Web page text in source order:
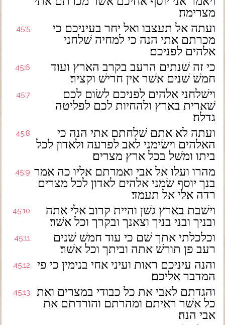
מצרימה׃
45:5
ועתה אל תעצבו ואל יחר בעיניכם כי
מכרתם אתי הנה כי למחיה שׁלחני
אלהים לפניכם׃
45:6
כי זה שׁנתים הרעב בקרב הארץ ועוד
חמשׁ שׁנים אשׁר אין חרישׁ וקציר׃
45:7
וישׁלחני אלהים לפניכם לשׂום לכם
שׁארית בארץ ולהחיות לכם לפליטה
גדלה׃
45:8
ועתה לא אתם שׁלחתם אתי הנה כי
האלהים וישׂימני לאב לפרעה ולאדון לכל
ביתו ומשׁל בכל ארץ מצרים׃
45:9 מהרו ועלו אל אבי ואמרתם אליו כה אמר
בנך יוסף שׂמני אלהים לאדון לכל מצרים
רדה אלי אל תעמד׃
45:10
וישׁבת בארץ גשׁן והיית קרוב אלי אתה
ובניך ובני בניך וצאנך ובקרך וכל אשׁר׃
45:11
וכלכלתי אתך שׁם כי עוד חמשׁ שׁנים
רעב פן תורשׁ אתה וביתך וכל אשׁר׃
45:12
והנה עיניכם ראות ועיני אחי בנימין כי פי
המדבר אליכם׃
45:13
והגדתם לאבי את כל כבודי במצרים ואת
כל אשׁר ראיתם ומהרתם והורדתם את
אבי הנה׃